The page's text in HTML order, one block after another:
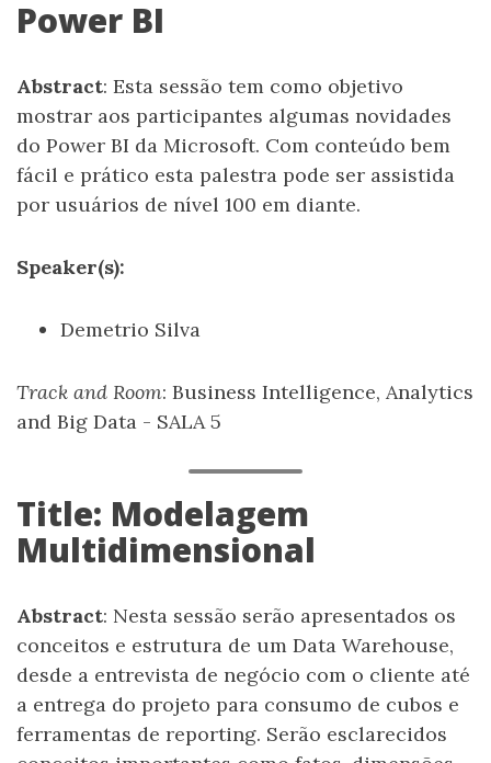
Power BI
Abstract: Esta sessão tem como objetivo
mostrar aos participantes algumas novidades
do Power BI da Microsoft. Com conteúdo bem
fácil e prático esta palestra pode ser assistida
por usuários de nível 100 em diante.
Speaker(s):
Demetrio Silva
Track and Room: Business Intelligence, Analytics
and Big Data - SALA 5
Title: Modelagem
Multidimensional
Abstract: Nesta sessão serão apresentados os
conceitos e estrutura de um Data Warehouse,
desde a entrevista de negócio com o cliente até
a entrega do projeto para consumo de cubos e
ferramentas de reporting. Serão esclarecidos